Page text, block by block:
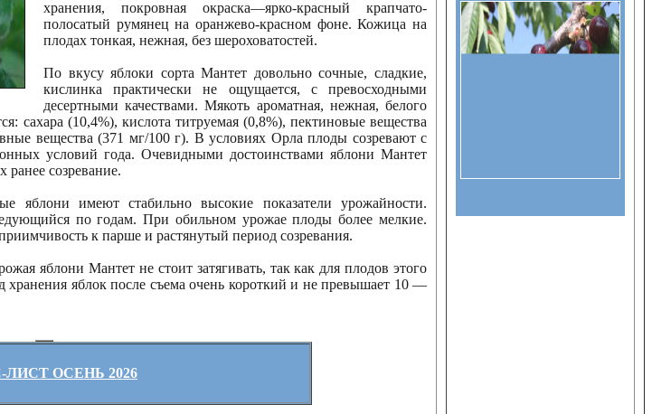
хранения, покровная окраска—ярко-красный крапчато-
полосатый румянец на оранжево-красном фоне. Кожица на
плодах тонкая, нежная, без шероховатостей.
По вкусу яблоки сорта Мантет довольно сочные, сладкие,
кислинка практически не ощущается, с превосходными
десертными качествами. Мякоть ароматная, нежная, белого
сахара (10,4%), кислота титруемая (0,8%), пектиновые вещества
вещества (371 мг/100 г). В условиях Орла плоды созревают с
условий года. Очевидными достоинствами яблони Мантет
ранее созревание.
яблони имеют стабильно высокие показатели урожайности.
по годам. При обильном урожае плоды более мелкие.
к парше и растянутый период созревания.
яблони Мантет не стоит затягивать, так как для плодов этого
хранения яблок после съема очень короткий и не превышает 10 —
ЛИСТ ОСЕНЬ 2026